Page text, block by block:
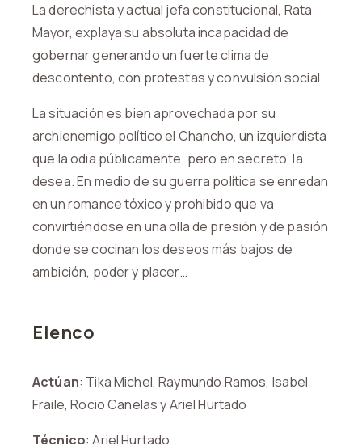
La derechista y actual jefa constitucional, Rata
Mayor, explaya su absoluta incapacidad de
gobernar generando un fuerte clima de
descontento, con protestas y convulsión social.
La situación es bien aprovechada por su
archienemigo político el Chancho, un izquierdista
que la odia públicamente, pero en secreto, la
desea. En medio de su guerra política se enredan
en un romance tóxico y prohibido que va
convirtiéndose en una olla de presión y de pasión
donde se cocinan los deseos más bajos de
ambición, poder y placer…
Elenco
Actúan: Tika Michel, Raymundo Ramos, Isabel
Fraile, Rocio Canelas y Ariel Hurtado
Técnico: Ariel Hurtado